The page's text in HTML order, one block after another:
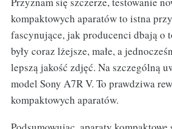
kompaktowych aparatów to istna
fascynujące, jak producenci dbają o
były coraz lżejsze, małe, a
lepszą jakość zdjęć. Na szczególną
model Sony A7R V. To prawdziwa
kompaktowych aparatów.